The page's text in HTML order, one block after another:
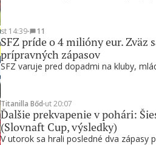
SFZ varuje pred dopadmi na kluby,
SFZ príde o 4 milióny eur. Zväz
prípravných zápasov
st 14:39∙ 11
V utorok sa hrali posledné dva zápasy
Ďalšie prekvapenie v pohári:
(Slovnaft Cup, výsledky)
Titanilla Bőd∙ut 20:07